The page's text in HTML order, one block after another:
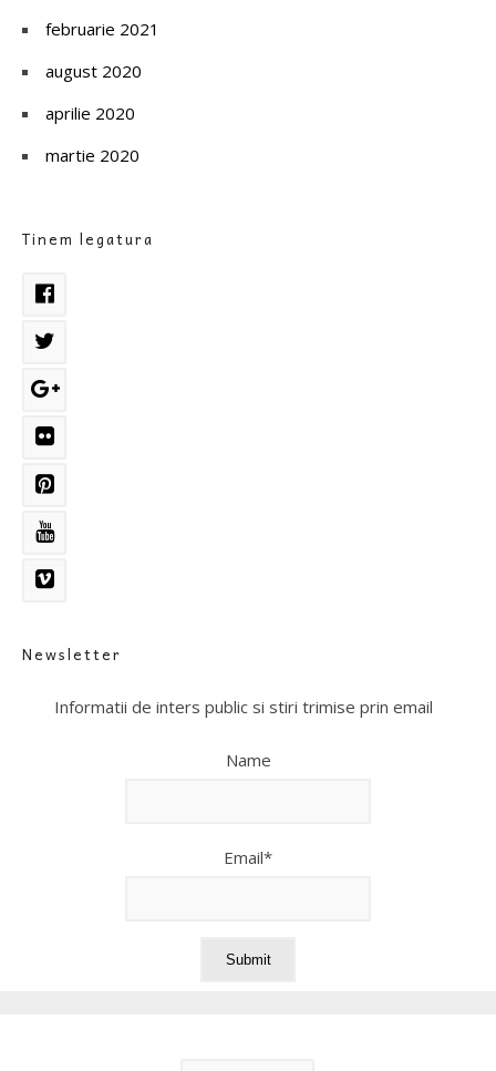
februarie 2021
august 2020
aprilie 2020
martie 2020
Tinem legatura
Newsletter
Informatii de inters public si stiri trimise prin email
Name
Email*